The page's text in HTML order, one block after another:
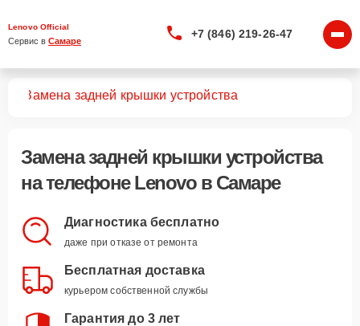
Lenovo Official
Сервис в Самаре
+7 (846) 219-26-47
Замена задней крышки устройства
Замена задней крышки устройства
на телефоне Lenovo в Самаре
Диагностика бесплатно
даже при отказе от ремонта
Бесплатная доставка
курьером собственной службы
Гарантия до 3 лет